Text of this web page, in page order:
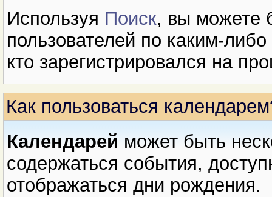
Используя Поиск, вы можете
пользователей по каким-
кто зарегистрировался на
Как пользоваться
Календарей может быть
содержаться события,
отображаться дни рождения.